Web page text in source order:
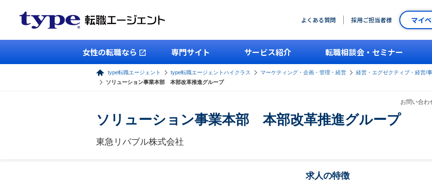
よくある質問 採用ご担当者様 マイ
女性の転職なら 専門サイト サービス紹介 転職相談会・セミナー
type転職エージェント type転職エージェントハイクラス マーケティング・企画・管理・経営 経営・エグゼクティブ・経営/
ソリューション事業本部 本部改革推進グループ
お問い合
ソリューション事業本部 本部改革推進グループ
東急リバブル株式会社
求人の特徴